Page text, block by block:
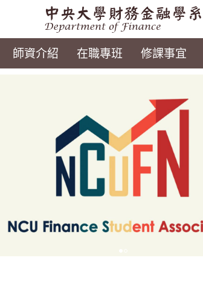
師資介紹 在職專班 修課事宜